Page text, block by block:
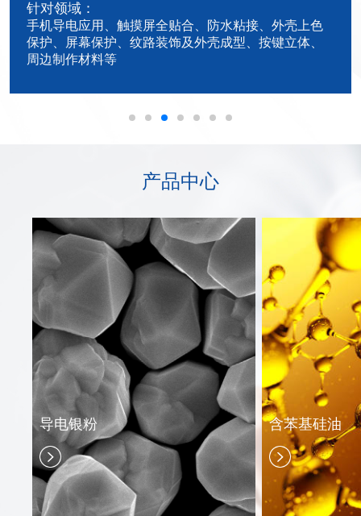
太阳能银粉、有机硅灌封等
电池应用、车载中控屏全贴合粘接、汽车内饰涂料、
汽车雷达灌封胶等
针对领域：
手机导电应用、触摸屏全贴合、防水粘接、外壳上色
保护、屏幕保护、纹路装饰及外壳成型、按键立体、
周边制作材料等
电脑导电应用、外壳纹理保护、触摸屏贴合、组件
粘接、屏幕保护、屏幕增亮、LED封装、按键立
体、键盘上色等
导尿管、喉管、负压球、医疗输注泵、医疗敷贴等制
作材料
自粘液体硅橡胶 防水应用
高折射率、低折射率、底涂剂等
产品中心
导电银粉 含苯基硅油